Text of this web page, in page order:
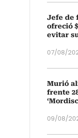
Jefe de
ofreció
evitar
07/08/
Murió
frente
09/08/